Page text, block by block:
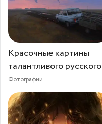
Красочные картины
талантливого русского
Фотографии